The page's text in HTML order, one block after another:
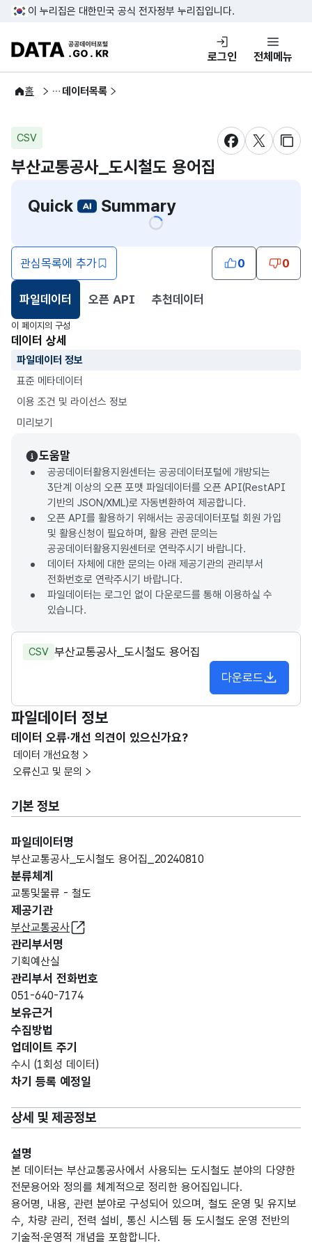
콘텐츠 바로가기
푸터 바로가기
이 누리집은 대한민국 공식 전자정부 누리집입니다.
DATA.GO.KR 공공데이터포털
로그인 전체메뉴
홈
공공데이터 데이터목록
CSV
새창 열림새창 열림
새창
부산교통공사_도시철도 용어집
Quick
Summary
관심목록에 추가 0 0
파일데이터
선택됨
오픈 API 추천데이터
이 페이지의 구성
데이터 상세
파일데이터 정보
표준 메타데이터
이용 조건 및 라이선스 정보
미리보기
도움말
공공데이터활용지원센터는 공공데이터포털에 개방되는
3단계 이상의 오픈 포맷 파일데이터를 오픈 API(RestAPI
기반의 JSON/XML)로 자동변환하여 제공합니다.
오픈 API를 활용하기 위해서는 공공데이터포털 회원 가입
및 활용신청이 필요하며, 활용 관련 문의는
공공데이터활용지원센터로 연락주시기 바랍니다.
데이터 자체에 대한 문의는 아래 제공기관의 관리부서
전화번호로 연락주시기 바랍니다.
파일데이터는 로그인 없이 다운로드를 통해 이용하실 수
있습니다.
CSV 부산교통공사_도시철도 용어집
다운로드
파일데이터 정보
데이터 오류·개선 의견이 있으신가요?
데이터 개선요청
오류신고 및 문의
기본 정보
파일데이터명
부산교통공사_도시철도 용어집_20240810
분류체계
교통및물류 - 철도
제공기관
부산교통공사
관리부서명
기획예산실
관리부서 전화번호
051-640-7174
보유근거
수집방법
업데이트 주기
수시 (1회성 데이터)
차기 등록 예정일
상세 및 제공정보
설명
본 데이터는 부산교통공사에서 사용되는 도시철도 분야의 다양한
전문용어와 정의를 체계적으로 정리한 용어집입니다.
용어명, 내용, 관련 분야로 구성되어 있으며, 철도 운영 및 유지보
수, 차량 관리, 전력 설비, 통신 시스템 등 도시철도 운영 전반의
기술적·운영적 개념을 포함합니다.